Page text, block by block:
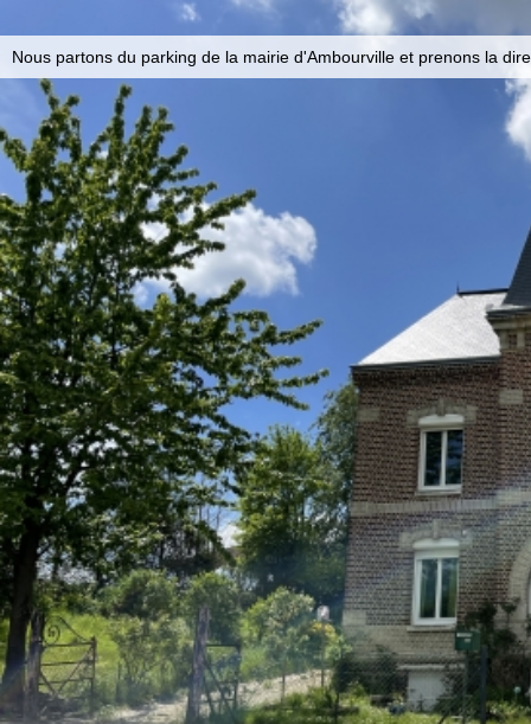
Nous partons du parking de la mairie d'Ambourville et prenons la